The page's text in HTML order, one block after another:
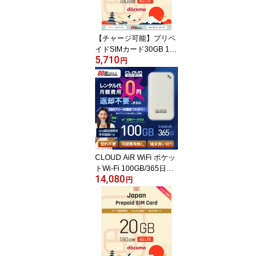
【チャージ可能】プリペ
イドSIMカード30GB 180
日 国内データ通信専用 N
TTドコモ回線（docomo
回線） LTE【送料無料】
5,710 円
CLOUD AiR WiFi ポケッ
トWi-Fi 100GB/365日パ
ッケージ付き 【チャージ
可能】端末返却不要 売り
切り商品 プリペイドSim
挿入でも使用可能
14,080 円